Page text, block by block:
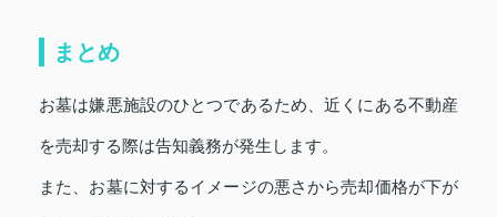
まとめ
お墓は嫌悪施設のひとつであるため、近くにある不動産
を売却する際は告知義務が発生します。
また、お墓に対するイメージの悪さから売却価格が下が